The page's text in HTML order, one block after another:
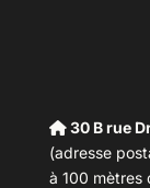
30 B rue
(adresse
à 100 mètres